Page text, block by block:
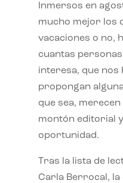
Inmersos en
mucho mejor los
vacaciones o no,
cuantas
interesa, que nos
propongan
que sea,
montón editorial
oportunidad.
Tras la lista de
Carla Berrocal, la